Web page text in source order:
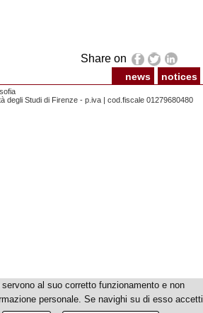
Share on
news notices
degli Studi di Firenze - p.iva | cod.fiscale 01279680480
servono al suo corretto funzionamento e non
personale. Se navighi su di esso accetti